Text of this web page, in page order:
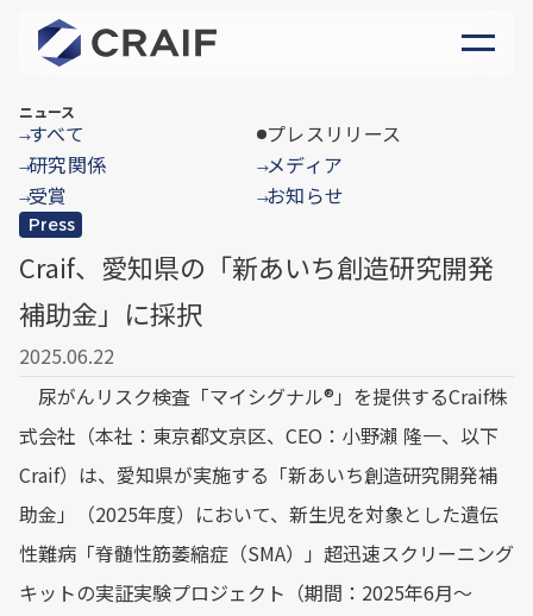
ニュース
→すべて プレスリリース
→研究関係 →メディア
→受賞 →お知らせ
Press
Craif、愛知県の「新あいち創造研究開発
補助金」に採択
2025.06.22
尿がんリスク検査「マイシグナル®︎」を提供するCraif株
式会社（本社：東京都文京区、CEO：小野瀨 隆一、以下
Craif）は、愛知県が実施する「新あいち創造研究開発補
助金」（2025年度）において、新生児を対象とした遺伝
性難病「脊髄性筋萎縮症（SMA）」超迅速スクリーニング
キットの実証実験プロジェクト（期間：2025年6月〜